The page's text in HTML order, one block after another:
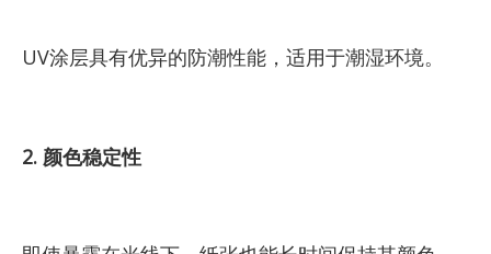
UV涂层具有优异的防潮性能，适用于潮湿环境。
2. 颜色稳定性